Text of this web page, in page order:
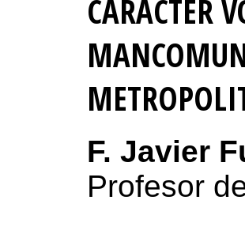
CARÁCTER
F. Javier
Profesor